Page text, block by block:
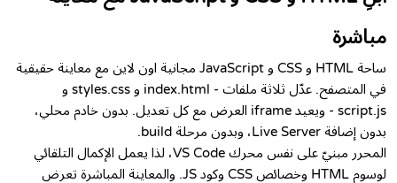
مباشرة
ساحة HTML و CSS و JavaScript مجانية اون لاين مع معاينة حقيقية
في المتصفح. عدّل ثلاثة ملفات - index.html و styles.css و
script.js - ويعيد iframe العرض مع كل تعديل. بدون خادم محلي،
بدون إضافة Live Server، وبدون مرحلة build.
المحرر مبنيّ على نفس محرك VS Code، لذا يعمل الإكمال التلقائي
لوسوم HTML وخصائص CSS وكود JS. والمعاينة المباشرة تعرض